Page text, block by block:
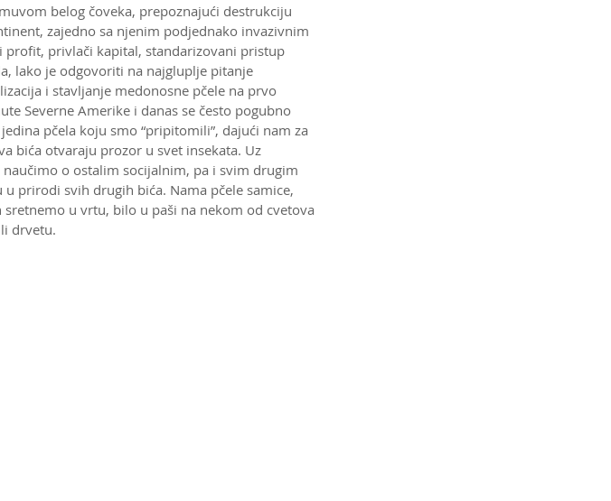
belog čoveka, prepoznajući destrukciju
zajedno sa njenim podjednako invazivnim
profit, privlači kapital, standarizovani pristup
lako je odgovoriti na najgluplje pitanje
i stavljanje medonosne pčele na prvo
Severne Amerike i danas se često pogubno
pčela koju smo “pripitomili”, dajući nam za
bića otvaraju prozor u svet insekata. Uz
o ostalim socijalnim, pa i svim drugim
prirodi svih drugih bića. Nama pčele samice,
u vrtu, bilo u paši na nekom od cvetova
drvetu.